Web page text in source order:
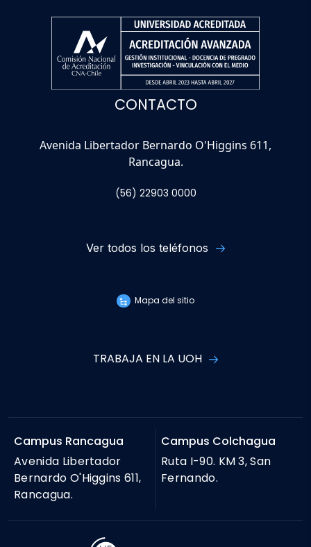
CONTACTO
Avenida Libertador Bernardo O'Higgins 611,
Rancagua.
(56) 22903 0000
Ver todos los teléfonos
Mapa del sitio
TRABAJA EN LA UOH
Campus Rancagua
Avenida Libertador
Bernardo O'Higgins 611,
Rancagua.
Campus Colchagua
Ruta I-90. KM 3, San
Fernando.